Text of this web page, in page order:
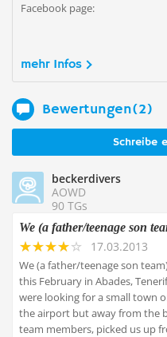
Facebook page:
mehr Infos
Bewertungen(2)
Schreibe
beckerdivers
AOWD
90 TGs
We (a father/teenage son
17.03.2013
We (a father/teenage son
this February in Abades,
were looking for a small town
the airport but away from the
team members, picked us up